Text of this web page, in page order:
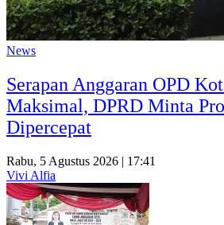
News
Serapan Anggaran OPD
Maksimal, DPRD Minta
Dipercepat
Rabu, 5 Agustus 2026 | 17:41
Vivi Alfia